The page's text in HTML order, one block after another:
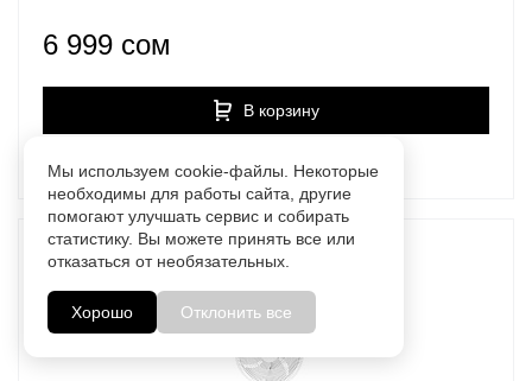
6 999 сом
В корзину
Мы используем cookie-файлы. Некоторые
необходимы для работы сайта, другие
помогают улучшать сервис и собирать
статистику. Вы можете принять все или
отказаться от необязательных.
Хорошо Отклонить все